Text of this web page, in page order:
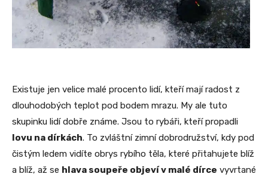
Existuje jen velice malé procento lidí, kteří mají radost z
dlouhodobých teplot pod bodem mrazu. My ale tuto
skupinku lidí dobře známe. Jsou to rybáři, kteří propadli
lovu na dírkách. To zvláštní zimní dobrodružství, kdy pod
čistým ledem vidíte obrys rybího těla, které přitahujete blíž
a blíž, až se hlava soupeře objeví v malé dírce vyvrtané